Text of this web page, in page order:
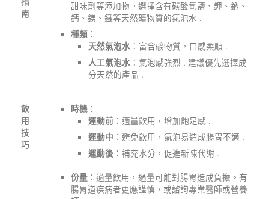
南
甜味劑等添加物。選擇含有碳酸氫鹽、鉀、鈉、
鈣、鎂、鐵等天然礦物質的氣泡水 .
種類 ：
天然氣泡水 ：富含礦物質，口感柔順 .
人工氣泡水 ：氣泡感強烈 . 建議優先選擇成
分天然的產品 .
飲
用
技
巧
時機 ：
運動前 ：適量飲用，增加飽足感 .
運動中 ：避免飲用，氣泡易造成腸胃不適 .
運動後 ：補充水分，促進新陳代謝 .
份量 ：適量飲用，過量可能對腸胃造成負擔。有
腸胃道疾病者更應謹慎，或諮詢專業醫師或營養